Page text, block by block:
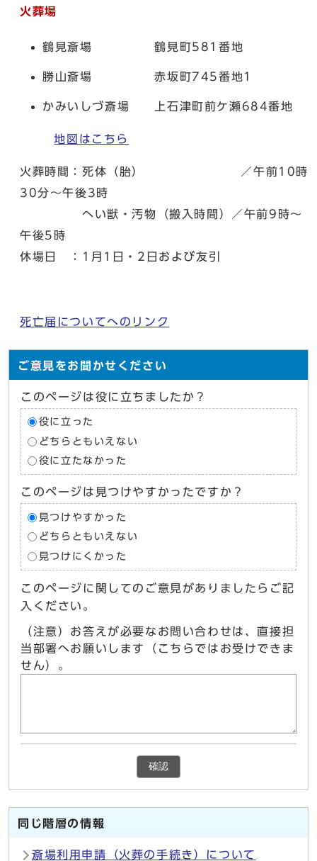
火葬場
鶴見斎場 鶴見町581番地
勝山斎場 赤坂町745番地1
かみいしづ斎場 上石津町前ケ瀬684番地
地図はこちら
火葬時間：死体（胎） ／午前10時
30分～午後3時
へい獣・汚物（搬入時間）／午前9時～
午後5時
休場日 ：1月1日・2日および友引
死亡届についてへのリンク
ご意見をお聞かせください
このページは役に立ちましたか？
役に立った
どちらともいえない
役に立たなかった
このページは見つけやすかったですか？
見つけやすかった
どちらともいえない
見つけにくかった
このページに関してのご意見がありましたらご記
入ください。
（注意）お答えが必要なお問い合わせは、直接担
当部署へお願いします（こちらではお受けできま
せん）。
確認
同じ階層の情報
斎場利用申請（火葬の手続き）について